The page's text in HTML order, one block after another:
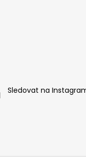
Sledovat na